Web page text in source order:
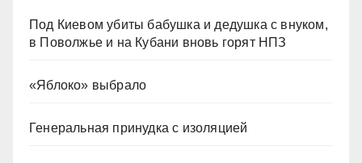
Под Киевом убиты бабушка и дедушка с внуком,
в Поволжье и на Кубани вновь горят НПЗ
«Яблоко» выбрало
Генеральная принудка с изоляцией